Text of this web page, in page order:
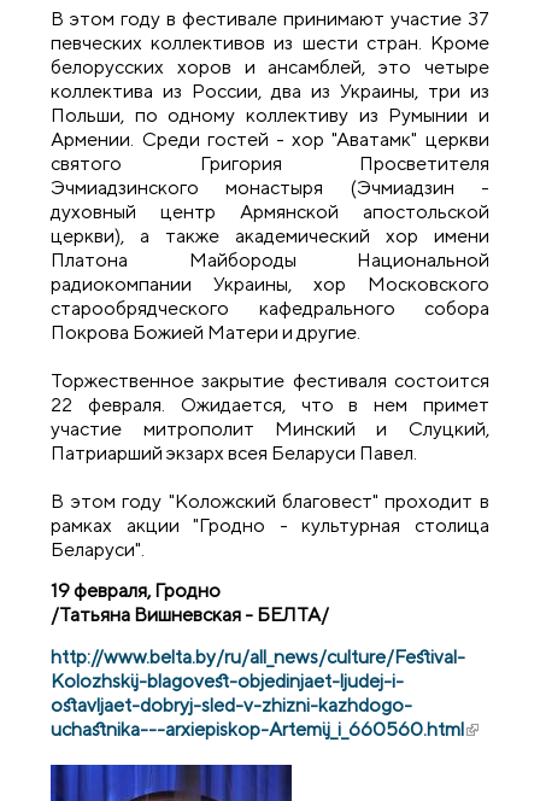
В этом году в фестивале принимают участие 37
певческих коллективов из шести стран. Кроме
белорусских хоров и ансамблей, это четыре
коллектива из России, два из Украины, три из
Польши, по одному коллективу из Румынии и
Армении. Среди гостей - хор "Аватамк" церкви
святого Григория Просветителя
Эчмиадзинского монастыря (Эчмиадзин -
духовный центр Армянской апостольской
церкви), а также академический хор имени
Платона Майбороды Национальной
радиокомпании Украины, хор Московского
старообрядческого кафедрального собора
Покрова Божией Матери и другие.
Торжественное закрытие фестиваля состоится
22 февраля. Ожидается, что в нем примет
участие митрополит Минский и Слуцкий,
Патриарший экзарх всея Беларуси Павел.
В этом году "Коложский благовест" проходит в
рамках акции "Гродно - культурная столица
Беларуси".
19 февраля, Гродно
/Татьяна Вишневская - БЕЛТА/
http://www.belta.by/ru/all_news/culture/Festival-
Kolozhskij-blagovest-objedinjaet-ljudej-i-
ostavljaet-dobryj-sled-v-zhizni-kazhdogo-
uchastnika---arxiepiskop-Artemij_i_660560.html